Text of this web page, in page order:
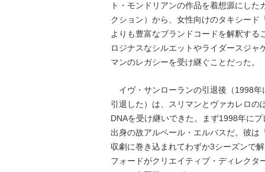
ト・モンドリアンの作品を着想源にし
クション）から、女性向けのタキシー
よりも豊富なブランドコードを解釈す
ロジナスなシルエットやライダースジ
マンのレガシーを受け継ぐことだった。
イヴ・サンローランの引退後（1998
引退した）は、スリマンとヴァカレロ
DNAを受け継いできた。まず1998年に
出身の故アルベール・エルバスだ。彼
収劇に巻き込まれてわずか3シーズンで
フォードがクリエイティブ・ディレク